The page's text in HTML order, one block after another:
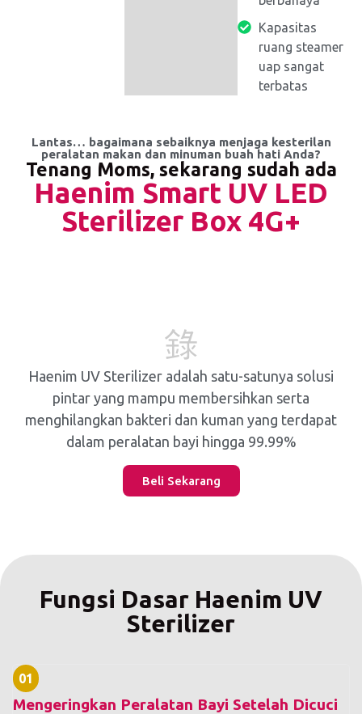
Kapasitas
ruang steamer
uap sangat
terbatas
Lantas… bagaimana sebaiknya menjaga kesterilan
peralatan makan dan minuman buah hati Anda?
Tenang Moms, sekarang sudah ada
Haenim Smart UV LED
Sterilizer Box 4G+
Haenim UV Sterilizer adalah satu-satunya solusi
pintar yang mampu membersihkan serta
menghilangkan bakteri dan kuman yang terdapat
dalam peralatan bayi hingga 99.99%
Beli Sekarang
Fungsi Dasar Haenim UV
Sterilizer
Mengeringkan Peralatan Bayi Setelah Dicuci
01